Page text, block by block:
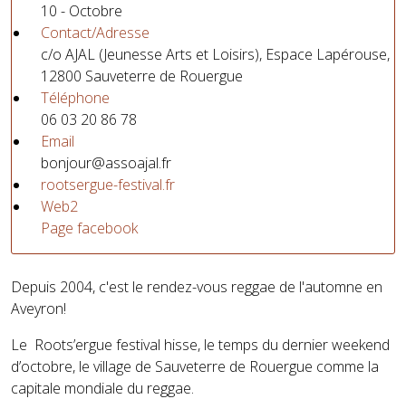
10 - Octobre
Contact/Adresse
c/o AJAL (Jeunesse Arts et Loisirs), Espace Lapérouse,
12800 Sauveterre de Rouergue
Téléphone
06 03 20 86 78
Email
bonjour@assoajal.fr
rootsergue-festival.fr
Web2
Page facebook
Depuis 2004, c'est le rendez-vous reggae de l'automne en
Aveyron!
Le Roots’ergue festival hisse, le temps du dernier weekend
d’octobre, le village de Sauveterre de Rouergue comme la
capitale mondiale du reggae.